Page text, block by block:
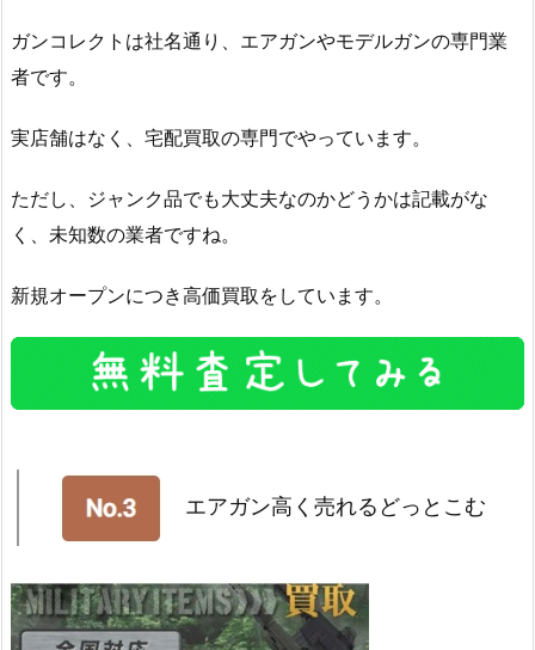
ガンコレクトは社名通り、エアガンやモデルガンの専門業
者です。
実店舗はなく、宅配買取の専門でやっています。
ただし、ジャンク品でも大丈夫なのかどうかは記載がな
く、未知数の業者ですね。
新規オープンにつき高価買取をしています。
エアガン高く売れるどっとこむ